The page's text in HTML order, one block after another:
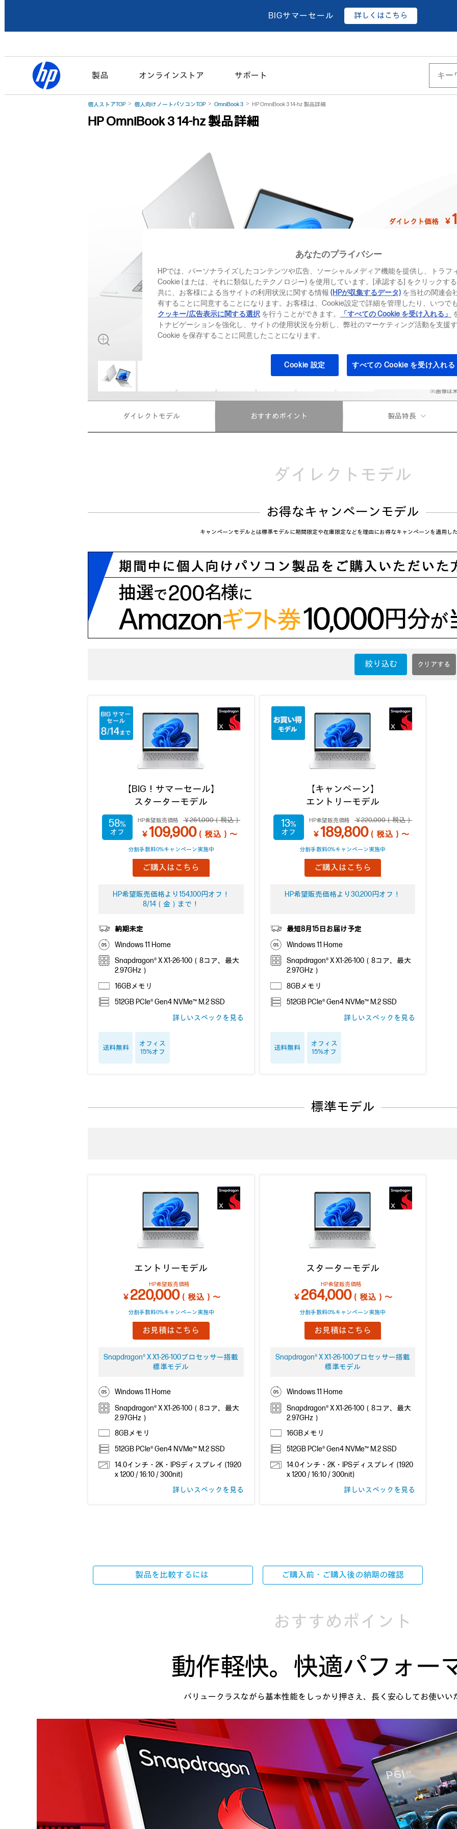
BIGサマーセール 詳しくはこちら
製品 オンラインストア サポート
個人ストアTOP 個人向けノートパソコンTOP OmniBook 3 HP OmniBook 3 14-hz 製品詳細
HP OmniBook 3 14-hz 製品詳細
ダイレクト価格 ￥
お得なキャンペー
Office Home &
最大36回まで
※画像は
ダイレクトモデル おすすめポイント 製品特長
ダイレクトモデル
お得なキャンペーンモデル
キャンペーンモデルとは標準モデルに期間限定や在庫限定などを理由にお得なキャンペーンを適用し
絞り込む
【BIG！サマーセール】
スターターモデル
58 HP希望販売価格 ￥264,000（税込）
￥109,900（税込）～
分割手数料0%キャンペーン実施中
ご購入はこちら
HP希望販売価格より154,100円オフ！
8/14（金）まで！
納期未定
Windows 11 Home
Snapdragon® X X1-26-100（8コア、最大
2.97GHz）
16GBメモリ
512GB PCIe® Gen4 NVMe™ M.2 SSD
詳しいスペックを見る
送料無料
オフィス
15%オフ
【キャンペーン】
エントリーモデル
13 HP希望販売価格 ￥220,000（税込）
￥189,800（税込）～
分割手数料0%キャンペーン実施中
ご購入はこちら
HP希望販売価格より30,200円オフ！
最短8月15日お届け予定
Windows 11 Home
Snapdragon® X X1-26-100（8コア、最大
2.97GHz）
8GBメモリ
512GB PCIe® Gen4 NVMe™ M.2 SSD
詳しいスペックを見る
送料無料
オフィス
15%オフ
標準モデル
エントリーモデル
HP希望販売価格
￥ 220,000（税込）～
分割手数料0%キャンペーン実施中
お見積はこちら
Snapdragon® X X1-26-100プロセッサー搭載
標準モデル
Windows 11 Home
Snapdragon® X X1-26-100（8コア、最大
2.97GHz）
8GBメモリ
512GB PCIe® Gen4 NVMe™ M.2 SSD
14.0インチ・2K・IPSディスプレイ (1920
x 1200 / 16:10 / 300nit)
詳しいスペックを見る
スターターモデル
HP希望販売価格
￥ 264,000（税込）～
分割手数料0%キャンペーン実施中
お見積はこちら
Snapdragon® X X1-26-100プロセッサー搭載
標準モデル
Windows 11 Home
Snapdragon® X X1-26-100（8コア、最大
2.97GHz）
16GBメモリ
512GB PCIe® Gen4 NVMe™ M.2 SSD
14.0インチ・2K・IPSディスプレイ (1920
x 1200 / 16:10 / 300nit)
詳しいスペックを見る
製品を比較するには ご購入前・ご購入後の納期の確認
おすすめポイント
動作軽快。快適パフォー
バリュークラスながら基本性能をしっかり押さえ、 長く安心してお使いい
あなたのプライバシー
HPでは、パーソナライズしたコンテンツや広告、ソーシャルメディア機能を提供し、トラフ
Cookie (または、それに類似したテクノロジー) を使用しています。[承認する] をクリックす
共に、お客様による当サイトの利用状況に関する情報 (HPが収集するデータ) を当社の関連会
有することに同意することになります。お客様は、Cookie設定で詳細を管理したり、いつで
クッキー/広告表示に関する選択 を行うことができます。 「すべての Cookie を受け入れる」
トナビゲーションを強化し、サイトの使用状況を分析し、弊社のマーケティング活動を支援
Cookie を保存することに同意したことになります。
Cookie 設定 すべての Cookie を受け入れる